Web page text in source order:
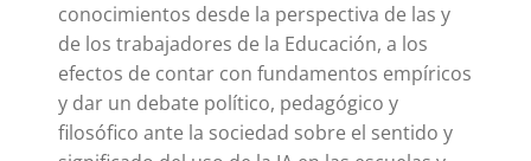
conocimientos desde la perspectiva de las y
de los trabajadores de la Educación, a los
efectos de contar con fundamentos empíricos
y dar un debate político, pedagógico y
filosófico ante la sociedad sobre el sentido y